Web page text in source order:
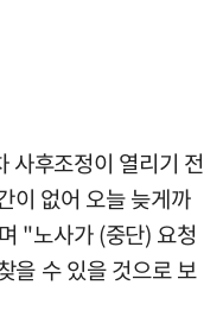
사후조정이 열리기 전
이 없어 오늘 늦게까
"노사가 (중단) 요청
을 수 있을 것으로 보